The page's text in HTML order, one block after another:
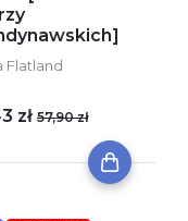
Flatland
zł 57,90 zł